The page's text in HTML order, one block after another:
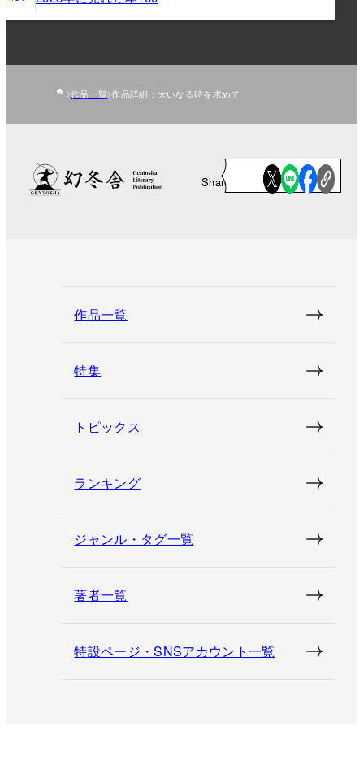
作品一覧 作品詳細：大いなる時を求めて
Share
作品一覧
特集
トピックス
ランキング
ジャンル・タグ一覧
著者一覧
特設ページ・SNSアカウント一覧